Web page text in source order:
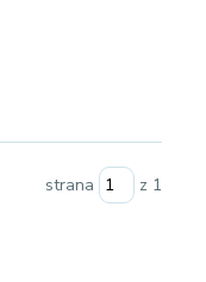
strana z 1